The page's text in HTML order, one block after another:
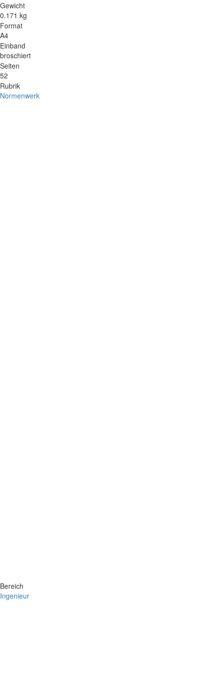
Gewicht
0.171 kg
Format
A4
Einband
broschiert
Seiten
52
Rubrik
Normenwerk
Bereich
Ingenieur